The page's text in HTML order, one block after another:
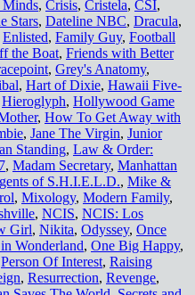
, Crisis, Cristela, CSI,
Stars, Dateline NBC, Dracula,
Enlisted, Family Guy, Football
the Boat, Friends with Better
, Grey's Anatomy,
, Hart of Dixie, Hawaii Five-
Hieroglyph, Hollywood Game
, How To Get Away with
, Jane The Virgin, Junior
Standing, Law & Order:
, Madam Secretary, Manhattan
of S.H.I.E.L.D., Mike &
, Mixology, Modern Family,
, NCIS, NCIS: Los
Girl, Nikita, Odyssey, Once
Wonderland, One Big Happy,
Person Of Interest, Raising
, Resurrection, Revenge,